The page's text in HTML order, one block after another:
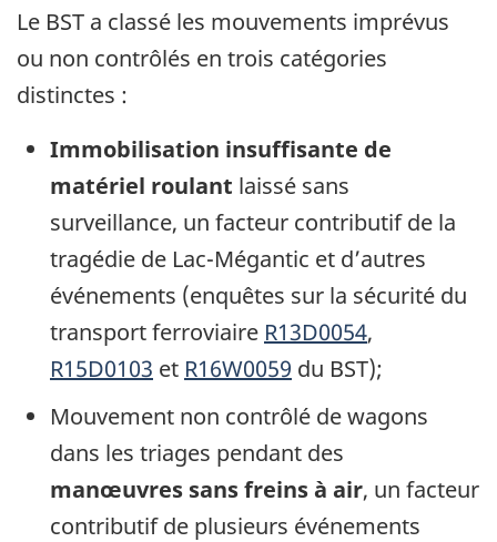
Le BST a classé les mouvements imprévus
ou non contrôlés en trois catégories
distinctes :
Immobilisation insuffisante de
matériel roulant laissé sans
surveillance, un facteur contributif de la
tragédie de Lac-Mégantic et d’autres
événements (enquêtes sur la sécurité du
transport ferroviaire R13D0054,
R15D0103 et R16W0059 du BST);
Mouvement non contrôlé de wagons
dans les triages pendant des
manœuvres sans freins à air, un facteur
contributif de plusieurs événements